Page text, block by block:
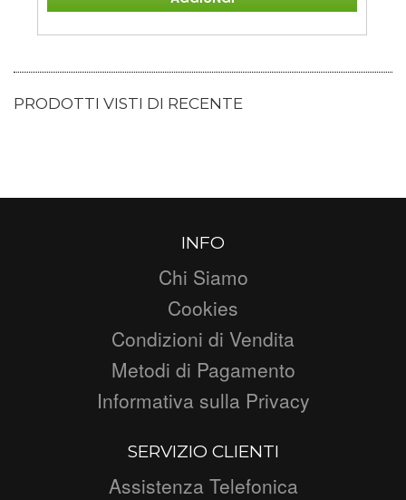
PRODOTTI VISTI DI RECENTE
INFO
Chi Siamo
Cookies
Condizioni di Vendita
Metodi di Pagamento
Informativa sulla Privacy
SERVIZIO CLIENTI
Assistenza Telefonica